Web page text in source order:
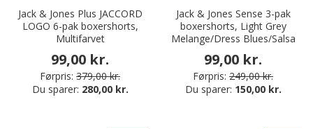
Jack & Jones Plus JACCORD
LOGO 6-pak boxershorts,
Multifarvet
99,00 kr.
Førpris: 379,00 kr.
Du sparer: 280,00 kr.
Jack & Jones Sense 3-pak
boxershorts, Light Grey
Melange/Dress Blues/Salsa
99,00 kr.
Førpris: 249,00 kr.
Du sparer: 150,00 kr.